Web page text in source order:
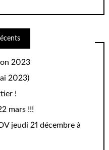
2023
2023)
!
mars !!!
jeudi 21 décembre à